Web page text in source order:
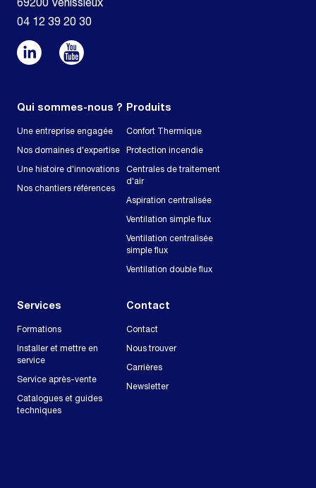
69200 Vénissieux
04 12 39 20 30
Qui sommes-nous ?
Une entreprise engagée
Nos domaines d'expertise
Une histoire d'innovations
Nos chantiers références
Produits
Confort Thermique
Protection incendie
Centrales de traitement
d'air
Aspiration centralisée
Ventilation simple flux
Ventilation centralisée
simple flux
Ventilation double flux
Services
Formations
Installer et mettre en
service
Service après-vente
Catalogues et guides
techniques
Contact
Contact
Nous trouver
Carrières
Newsletter